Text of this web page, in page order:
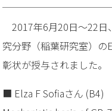
2017年6月20日～22日
究分野（稲葉研究室）
彰状が授与されました。
■ Elza F Sofiaさん (B4)